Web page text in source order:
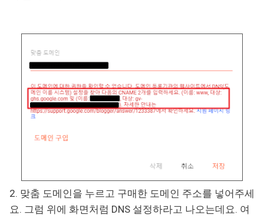
2. 맞춤 도메인을 누르고 구매한 도메인 주소를 넣어주세
요. 그럼 위에 화면처럼 DNS 설정하라고 나오는데요. 여